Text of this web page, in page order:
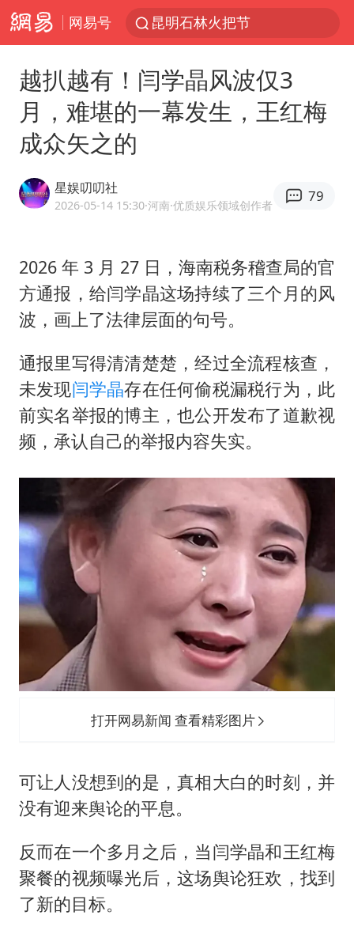
网易号
昆明石林火把节
江钨装备：无注入矿山资产安排
郑国霖回应去景区上班被保安拦下
感觉全东北都在等7号
中央气象台发布台风黄色预警
金饰克价大幅跳涨
关之琳否认与27岁模特的恋情
多地要求领导干部带头休假
对话重庆地铁吐血女孩
奋进开新局 实干挑大梁
越扒越有！闫学晶风波仅3
月，难堪的一幕发生，王红梅
成众矢之的
星娱叨叨社
2026-05-14 15:30·河南·优质娱乐领域创作者
79
2026 年 3 月 27 日，海南税务稽查局的官
方通报，给闫学晶这场持续了三个月的风
波，画上了法律层面的句号。
通报里写得清清楚楚，经过全流程核查，
未发现闫学晶存在任何偷税漏税行为，此
前实名举报的博主，也公开发布了道歉视
频，承认自己的举报内容失实。
打开网易新闻 查看精彩图片
可让人没想到的是，真相大白的时刻，并
没有迎来舆论的平息。
反而在一个多月之后，当闫学晶和王红梅
聚餐的视频曝光后，这场舆论狂欢，找到
了新的目标。